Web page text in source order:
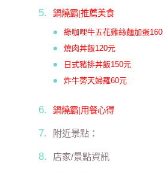
鍋燒霸|推薦美食
綠咖哩牛五花雞絲麵加蛋
燒肉丼飯120元
日式豬排丼飯150元
炸牛蒡天婦羅60元
鍋燒霸|用餐心得
附近景點：
店家/景點資訊